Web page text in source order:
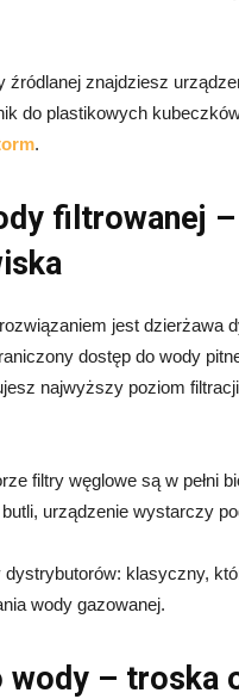
znajdziesz
do plastikowych
.
filtrowanej
jest dzierżawa
dostęp do wody
najwyższy poziom
filtry węglowe są w pełni
urządzenie wystarczy
klasyczny,
wody gazowanej.
wody – troska